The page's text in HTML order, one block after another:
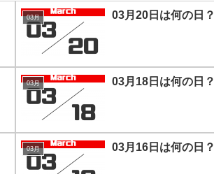
03月 03月20日は何の日？
03月 03月18日は何の日？
03月 03月16日は何の日？